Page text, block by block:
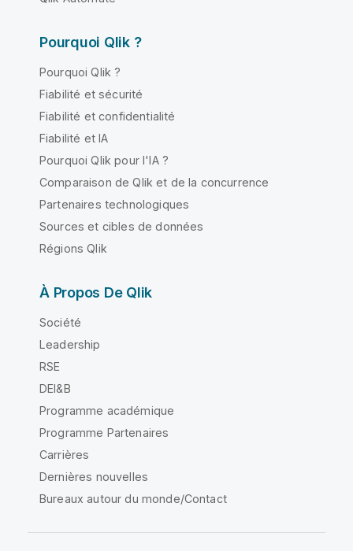
Pourquoi Qlik ?
Pourquoi Qlik ?
Fiabilité et sécurité
Fiabilité et confidentialité
Fiabilité et IA
Pourquoi Qlik pour l'IA ?
Comparaison de Qlik et de la concurrence
Partenaires technologiques
Sources et cibles de données
Régions Qlik
À Propos De Qlik
Société
Leadership
RSE
DEI&B
Programme académique
Programme Partenaires
Carrières
Dernières nouvelles
Bureaux autour du monde/Contact